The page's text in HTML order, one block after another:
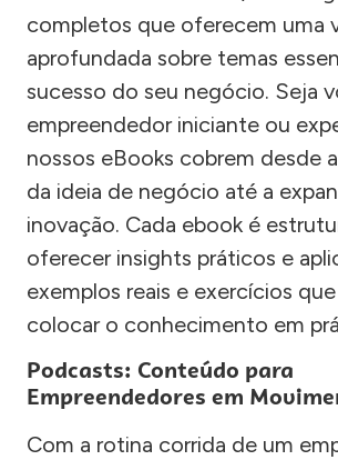
completos que oferecem uma
aprofundada sobre temas
sucesso do seu negócio. Seja
empreendedor iniciante ou
nossos eBooks cobrem desde
da ideia de negócio até a
inovação. Cada ebook é
oferecer insights práticos e
exemplos reais e exercícios
colocar o conhecimento em
Podcasts: Conteúdo para
Empreendedores em
Com a rotina corrida de um